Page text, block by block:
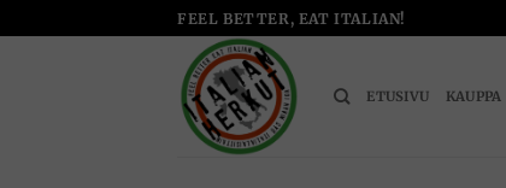
to
FEEL BETTER, EAT ITALIAN!
ETUSIVU KAUPPA